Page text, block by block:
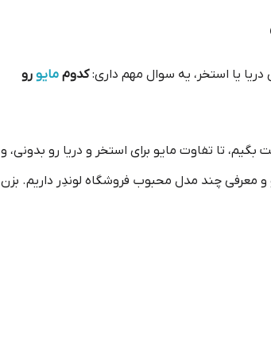
یا استخر، یه سوال مهم داری:کدوم مایو رو
تا تفاوت مایو برای استخر و دریا رو بدونی، و
و معرفی چند مدل محبوب فروشگاه لوندِر داریم. بزن